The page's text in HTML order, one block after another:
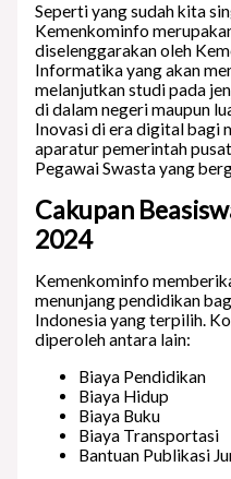
Seperti yang sudah kita
Kemenkominfo
diselenggarakan oleh
Informatika yang akan
melanjutkan studi pada
di dalam negeri maupun
Inovasi di era digital bagi
aparatur pemerintah
Pegawai Swasta yang
Cakupan
2024
Kemenkominfo
menunjang pendidikan
Indonesia yang terpilih.
diperoleh antara lain:
Biaya Pendidikan
Biaya Hidup
Biaya Buku
Biaya Transportasi
Bantuan Publikasi